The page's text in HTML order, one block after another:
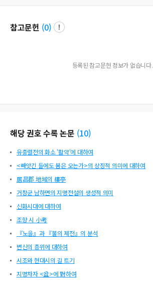
참고문헌 (0)
등록된 참고문헌 정보가 없습니다.
해당 권호 수록 논문 (10)
유충렬전의 화소 '활약'에 대하여
<빼앗긴 들에도 봄은 오는가>의 상징적 의미에 대하여
居昌郡 地域의 樓亭
거창군 남하면의 지명전설의 생성적 의미
신화시대에 대하여
조향 시 小考
『노을』과 『불의 제전』의 분석
변신의 층위에 대하여
시조와 현대시의 길 트기
지명차자 <盆>에 對하여